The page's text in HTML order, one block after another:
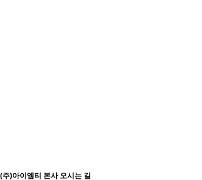
(주)아이엠티 본사 오시는 길